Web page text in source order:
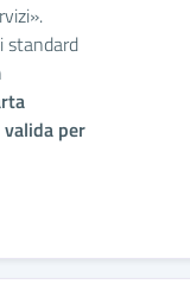
standard
per